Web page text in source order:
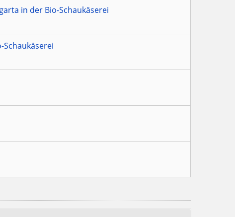
in der Bio-Schaukäserei
Schaukäserei